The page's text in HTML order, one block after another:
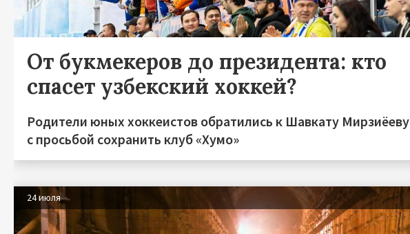
От букмекеров до президента: кто
спасет узбекский хоккей?
Родители юных хоккеистов обратились к Шавкату Мирзиёеву
с просьбой сохранить клуб «Хумо»
24 июля